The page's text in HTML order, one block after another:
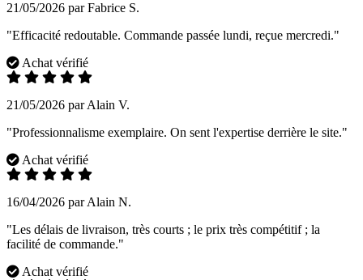
21/05/2026 par Fabrice S.
"Efficacité redoutable. Commande passée lundi, reçue mercredi."
Achat vérifié
21/05/2026 par Alain V.
"Professionnalisme exemplaire. On sent l'expertise derrière le site."
Achat vérifié
16/04/2026 par Alain N.
"Les délais de livraison, très courts ; le prix très compétitif ; la
facilité de commande."
Achat vérifié